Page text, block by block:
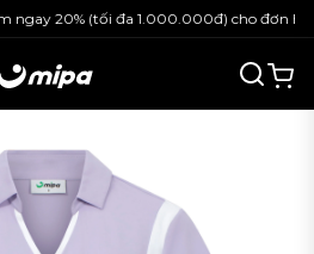
20% (tối đa 1.000.000đ) cho đơn